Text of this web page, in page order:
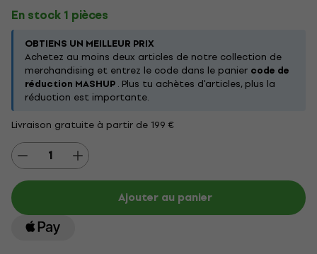
En stock 1 pièces
OBTIENS UN MEILLEUR PRIX
Achetez au moins deux articles de notre collection de
merchandising et entrez le code dans le panier code de
réduction MASHUP. Plus tu achètes d'articles, plus la
réduction est importante.
Livraison gratuite à partir de 199 €
Ajouter au panier